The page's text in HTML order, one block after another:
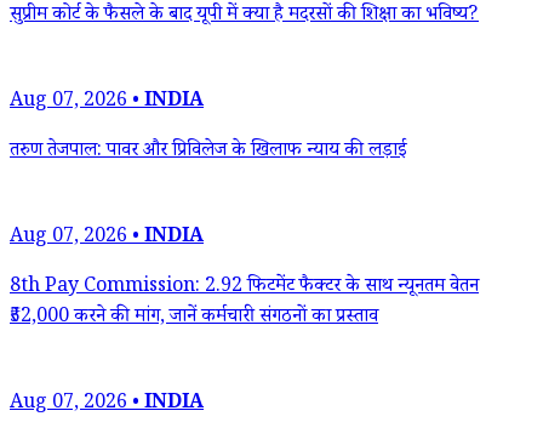
सुप्रीम कोर्ट के फैसले के बाद यूपी में क्या है मदरसों की शिक्षा का भविष्य?
Aug 07, 2026 •INDIA
तरुण तेजपाल: पावर और प्रिविलेज के खिलाफ न्याय की लड़ाई
Aug 07, 2026 •INDIA
8th Pay Commission: 2.92 फिटमेंट फैक्टर के साथ न्यूनतम वेतन
₹52,000 करने की मांग, जानें कर्मचारी संगठनों का प्रस्ताव
Aug 07, 2026 •INDIA